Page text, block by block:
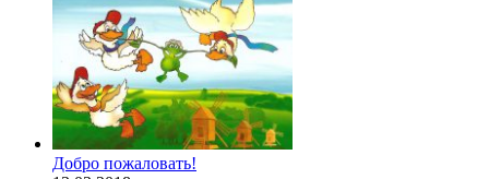
Добро пожаловать!